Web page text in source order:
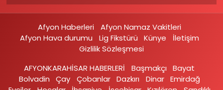
Afyon Haberleri
Afyon Namaz Vakitleri
Afyon Hava durumu
Lig Fikstürü Künye
İletişim
Gizlilik Sözleşmesi
AFYONKARAHİSAR HABERLERİ
Başmakçı
Bayat
Bolvadin
Çay Çobanlar Dazkırı Dinar Emirdağ‎